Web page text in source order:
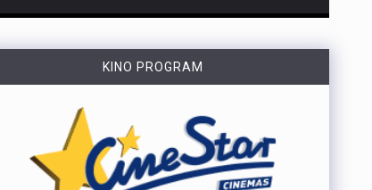
Veći šumski požar koji je u petak predvečer izbio kod Zlobina , uz željezničku prugu Rijeka–Zagreb, tijekom noći je lokaliziran. Širenja požara više nema, a vatrogasci nastavljaju s dogašivanjem.U akciji je tijekom noći sudjelovalo oko 40 vatrogasaca, a u subotu ujutro na terenu ih je ostalo desetak. Zbog nepristupačnog terena angažiran je i vlak za opskrbu vatrogasaca vodom, dok se stanje na požarištu nadzire dronom. Foto:Vatrogasci Rijeka
KINO PROGRAM